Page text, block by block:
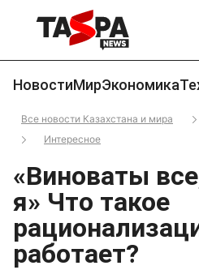
НовостиМирЭкономика
Все новости Казахстана и мира
Интересное
«Виноваты
я» Что такое
работает?